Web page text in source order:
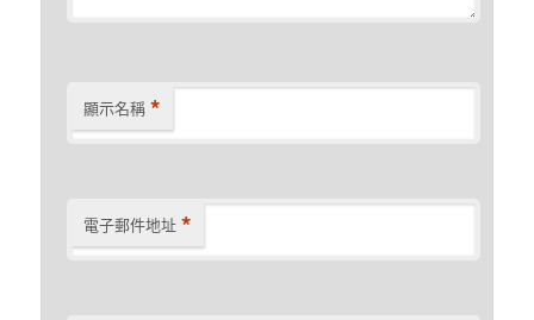
顯示名稱 *
電子郵件地址 *